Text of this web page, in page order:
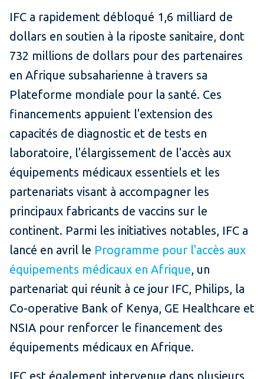
IFC a rapidement débloqué 1,6 milliard de
dollars en soutien à la riposte sanitaire, dont
732 millions de dollars pour des partenaires
en Afrique subsaharienne à travers sa
Plateforme mondiale pour la santé. Ces
financements appuient l'extension des
capacités de diagnostic et de tests en
laboratoire, l'élargissement de l'accès aux
équipements médicaux essentiels et les
partenariats visant à accompagner les
principaux fabricants de vaccins sur le
continent. Parmi les initiatives notables, IFC a
lancé en avril le Programme pour l'accès aux
équipements médicaux en Afrique , un
partenariat qui réunit à ce jour IFC, Philips, la
Co-operative Bank of Kenya, GE Healthcare et
NSIA pour renforcer le financement des
équipements médicaux en Afrique.
IFC est également intervenue dans plusieurs